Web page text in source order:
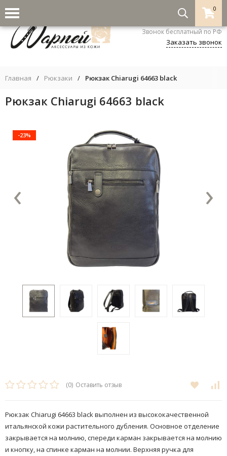
0
8-800-333-5530
Звонок бесплатный по РФ
Заказать звонок
Главная / Рюкзаки / Рюкзак Chiarugi 64663 black
Рюкзак Chiarugi 64663 black
-23%
‹ ›
(0) Оставить отзыв
Рюкзак Chiarugi 64663 black выполнен из высококачественной
итальянской кожи растительного дубления. Основное отделение
закрывается на молнию, спереди карман закрывается на молнию
и кнопку, на спинке карман на молнии. Верхняя ручка для